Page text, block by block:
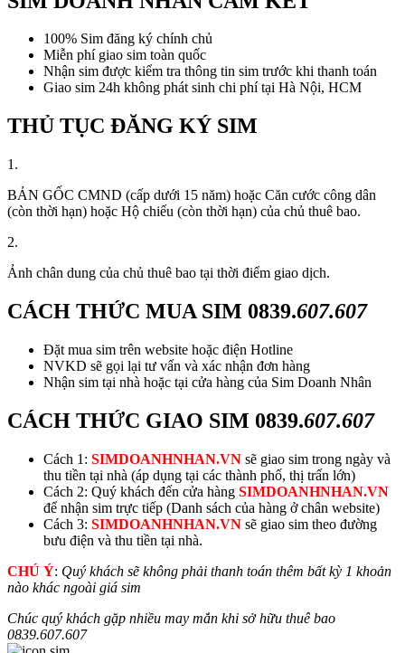
100% Sim đăng ký chính chủ
Miễn phí giao sim toàn quốc
Nhận sim được kiểm tra thông tin sim trước khi thanh toán
Giao sim 24h không phát sinh chi phí tại Hà Nội, HCM
THỦ TỤC ĐĂNG KÝ SIM
1.
BẢN GỐC CMND (cấp dưới 15 năm) hoặc Căn cước công dân
(còn thời hạn) hoặc Hộ chiếu (còn thời hạn) của chủ thuê bao.
2.
Ảnh chân dung của chủ thuê bao tại thời điểm giao dịch.
CÁCH THỨC MUA SIM 0839.607.607
Đặt mua sim trên website hoặc điện Hotline
NVKD sẽ gọi lại tư vấn và xác nhận đơn hàng
Nhận sim tại nhà hoặc tại cửa hàng của Sim Doanh Nhân
CÁCH THỨC GIAO SIM 0839.607.607
Cách 1: SIMDOANHNHAN.VN sẽ giao sim trong ngày và
thu tiền tại nhà (áp dụng tại các thành phố, thị trấn lớn)
Cách 2: Quý khách đến cửa hàng SIMDOANHNHAN.VN
để nhận sim trực tiếp (Danh sách của hàng ở chân website)
Cách 3: SIMDOANHNHAN.VN sẽ giao sim theo đường
bưu điện và thu tiền tại nhà.
CHÚ Ý: Quý khách sẽ không phải thanh toán thêm bất kỳ 1 khoản
nào khác ngoài giá sim
Chúc quý khách gặp nhiều may mắn khi sở hữu thuê bao
0839.607.607